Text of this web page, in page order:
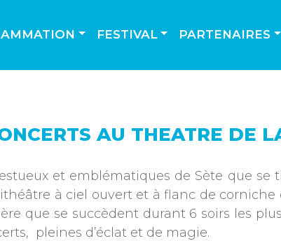
FESTIVAL PARTENAIRES
AU THEATRE DE
et emblématiques de Sète que
à ciel ouvert et à flanc de
que se succèdent durant 6 soirs les
pleines d’éclat et de magie.